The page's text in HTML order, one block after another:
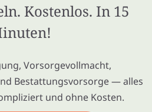
Kostenlos. In 15
Vorsorgevollmacht,
Bestattungsvorsorge — alles
und ohne Kosten.